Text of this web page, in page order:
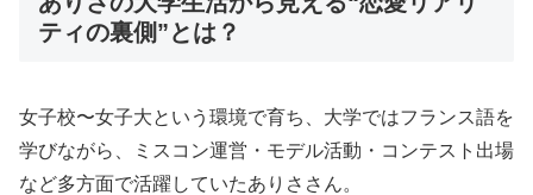
ティの裏側”とは？
女子校〜女子大という環境で育ち、大学ではフランス語を
学びながら、ミスコン運営・モデル活動・コンテスト出場
など多方面で活躍していたありささん。